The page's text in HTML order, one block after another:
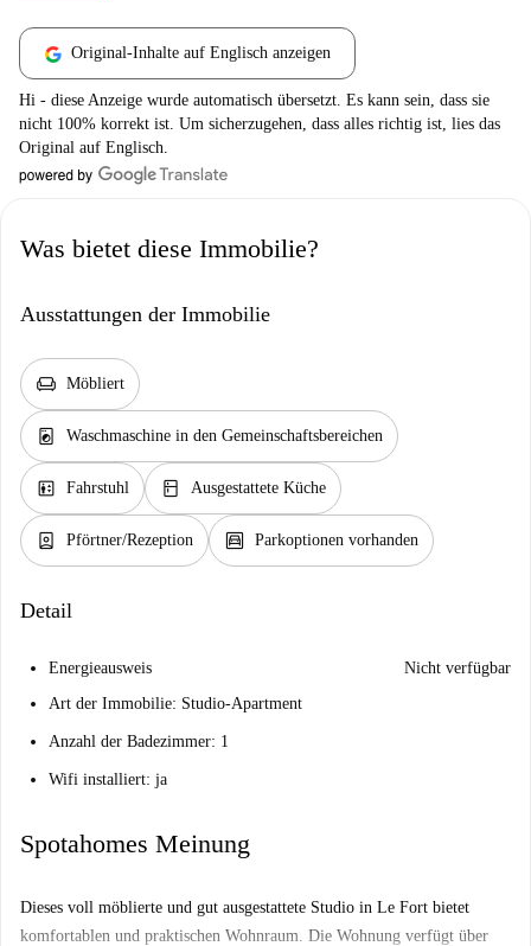
Original-Inhalte auf Englisch anzeigen
Hi - diese Anzeige wurde automatisch übersetzt. Es kann sein, dass sie
nicht 100% korrekt ist. Um sicherzugehen, dass alles richtig ist, lies das
Original auf Englisch.
Was bietet diese Immobilie?
Ausstattungen der Immobilie
chair Möbliert
local_laundry_service Waschmaschine in den Gemeinschaftsbereichen
elevator Fahrstuhl kitchen Ausgestattete Küche
person_book Pförtner/Rezeption garage Parkoptionen vorhanden
Detail
Energieausweis
Nicht verfügbar
Art der Immobilie: Studio-Apartment
Anzahl der Badezimmer: 1
Wifi installiert: ja
Spotahomes Meinung
Dieses voll möblierte und gut ausgestattete Studio in Le Fort bietet
komfortablen und praktischen Wohnraum. Die Wohnung verfügt über